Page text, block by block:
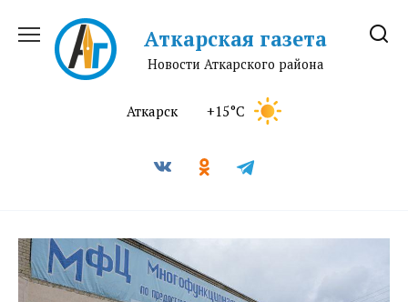
содержанию
Аткарская газета
Новости Аткарского района
Аткарск +15°C